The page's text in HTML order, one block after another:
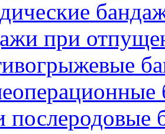
при
послеродовые